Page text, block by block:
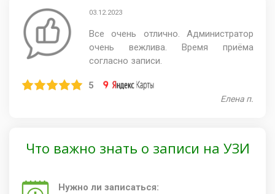
03.12.2023
Все очень отлично. Администратор
очень вежлива. Время приёма
согласно записи.
5
Елена п.
Что важно знать о записи на УЗИ
Нужно ли записаться: